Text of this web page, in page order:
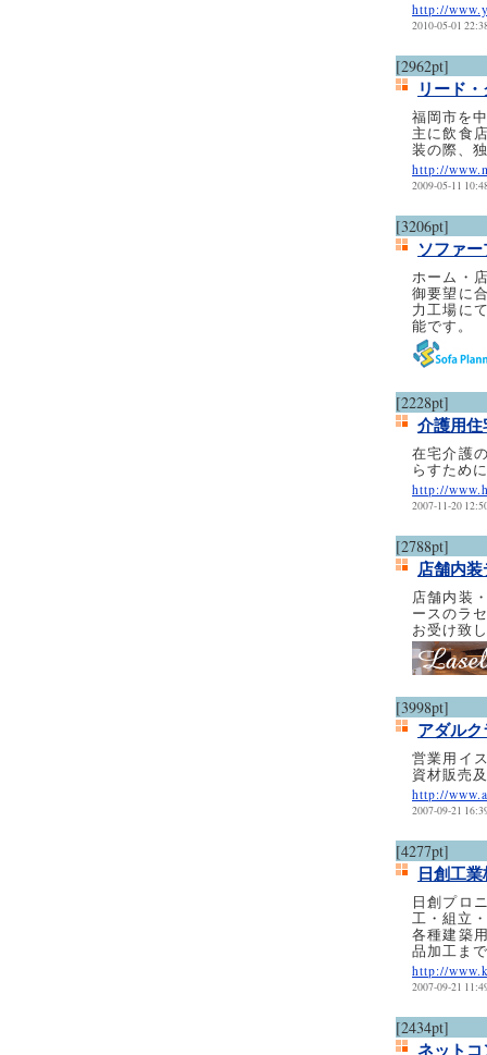
http://
2010-05-01
[2962pt]
リード
福岡市を
主に飲食
装の際、
http://
2009-05-11
[3206pt]
ソファ
ホーム・
御要望に
力工場に
能です。
[2228pt]
介護用
在宅介護
らすために
http://
2007-11-20
[2788pt]
店舗内
店舗内装
ースのラ
お受け致
[3998pt]
アダル
営業用イ
資材販売
http://
2007-09-21
[4277pt]
日創工
日創プロ
工・組立
各種建築
品加工ま
http://
2007-09-21
[2434pt]
ネット